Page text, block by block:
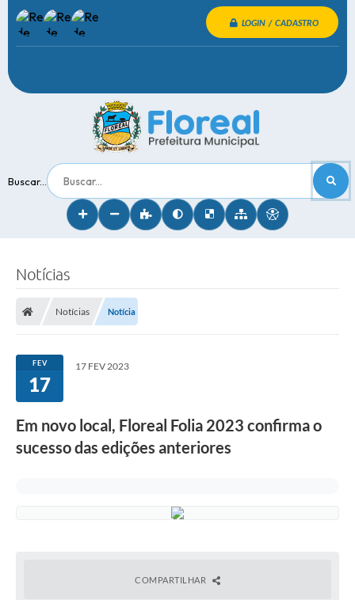
LOGIN / CADASTRO
Buscar...
Notícias
Notícias Notícia
FEV
17
17 FEV 2023
Em novo local, Floreal Folia 2023 confirma o
sucesso das edições anteriores
COMPARTILHAR